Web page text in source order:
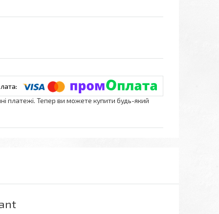
платежі. Тепер ви можете купити будь-який